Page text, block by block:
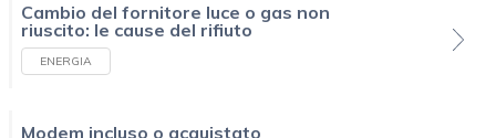
Cambio del fornitore luce o gas non
riuscito: le cause del rifiuto
ENERGIA
Modem incluso o acquistato